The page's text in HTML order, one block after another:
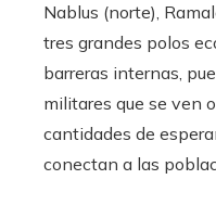
Nablus (norte),
tres grandes polos
barreras internas,
militares que se ven
cantidades de
conectan a las